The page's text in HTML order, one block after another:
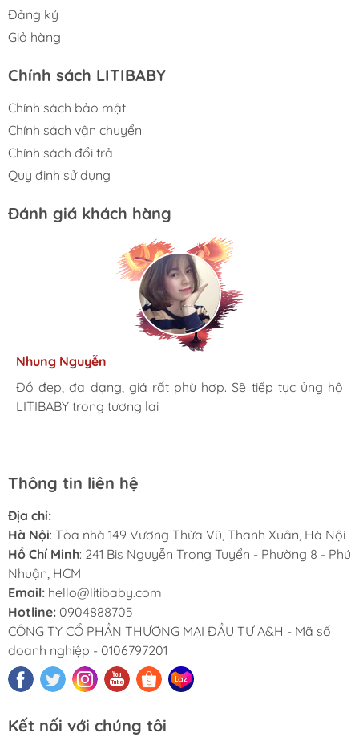
Đăng ký
Giỏ hàng
Chính sách LITIBABY
Chính sách bảo mật
Chính sách vận chuyển
Chính sách đổi trả
Quy định sử dụng
Đánh giá khách hàng
Tâm Vũ
Mình rất ưng khi đến LITIBABY. Ở đây có rất nhiều mặt
hàng phong phú, tha hồ lựa chọn. Nhân viên chuyên
Nhung Nguyễn
Đồ đẹp, đa dạng, giá rất phù hợp. Sẽ tiếp tục ủng hộ
LITIBABY trong tương lai
Ngọc Anh
Lần đầu mua hàng và trở thành khách hàng thân thiết
luôn. Tuyệt vời LITIBABY ơi
Nhà mình đã mua cho 3 con từ khi các bé mới 1 tuổi đến
giờ là 5 năm rồi, Sản phẩm tốt, giá hợp lý
Thu Thủy
LiTibaby đồ đẹp và nhiều mẫu mã, đặc biệt có nhiều
size đại, bé nhà mình hơn 50kg mua ở ngoài rất khó
Thông tin liên hệ
Địa chỉ:
Hà Nội: Tòa nhà 149 Vương Thừa Vũ, Thanh Xuân, Hà Nội
Hồ Chí Minh: 241 Bis Nguyễn Trọng Tuyển - Phường 8 - Phú
Nhuận, HCM
Email: hello@litibaby.com
Hotline: 0904888705
CÔNG TY CỔ PHẦN THƯƠNG MẠI ĐẦU TƯ A&H - Mã số
doanh nghiệp - 0106797201
Kết nối với chúng tôi